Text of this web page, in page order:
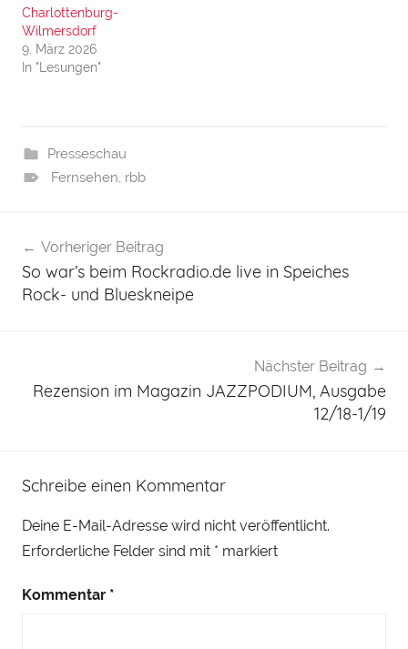
Charlottenburg-
Wilmersdorf
9. März 2026
In "Lesungen"
Presseschau
Fernsehen rbb
Vorheriger Beitrag
So war’s beim Rockradio.de live in Speiches
Rock- und Blueskneipe
Nächster Beitrag
Rezension im Magazin JAZZPODIUM, Ausgabe
12/18-1/19
Schreibe einen Kommentar
Deine E-Mail-Adresse wird nicht veröffentlicht.
Erforderliche Felder sind mit * markiert
Kommentar *